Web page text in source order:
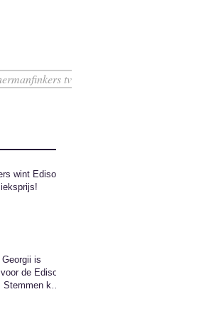
tv
wint Edison
is
de Edison
kan